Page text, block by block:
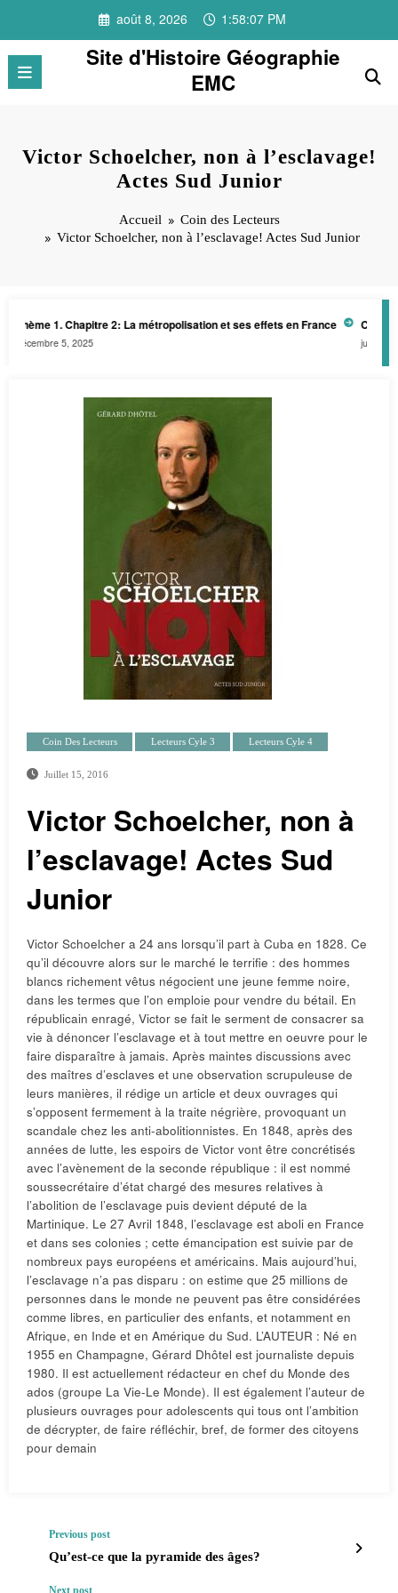
contenu
août 8, 2026 1:58:08 PM
Site d'Histoire Géographie
EMC
Victor Schoelcher, non à l’esclavage!
Actes Sud Junior
Accueil
Coin des Lecteurs
Victor Schoelcher, non à l’esclavage! Actes Sud Junior
Thème 1. Chapitre 2: La métropolisation et ses effets en France
décembre 5, 2025
Club
juin 27,
Coin Des Lecteurs Lecteurs Cyle 3 Lecteurs Cyle 4
Juillet 15, 2016
Victor Schoelcher, non à
l’esclavage! Actes Sud
Junior
Victor Schoelcher a 24 ans lorsqu’il part à Cuba en 1828. Ce
qu’il découvre alors sur le marché le terrifie : des hommes
blancs richement vêtus négocient une jeune femme noire,
dans les termes que l’on emploie pour vendre du bétail. En
républicain enragé, Victor se fait le serment de consacrer sa
vie à dénoncer l’esclavage et à tout mettre en oeuvre pour le
faire disparaître à jamais. Après maintes discussions avec
des maîtres d’esclaves et une observation scrupuleuse de
leurs manières, il rédige un article et deux ouvrages qui
s’opposent fermement à la traite négrière, provoquant un
scandale chez les anti-abolitionnistes. En 1848, après des
années de lutte, les espoirs de Victor vont être concrétisés
avec l’avènement de la seconde république : il est nommé
soussecrétaire d’état chargé des mesures relatives à
l’abolition de l’esclavage puis devient député de la
Martinique. Le 27 Avril 1848, l’esclavage est aboli en France
et dans ses colonies ; cette émancipation est suivie par de
nombreux pays européens et américains. Mais aujourd’hui,
l’esclavage n’a pas disparu : on estime que 25 millions de
personnes dans le monde ne peuvent pas être considérées
comme libres, en particulier des enfants, et notamment en
Afrique, en Inde et en Amérique du Sud. L’AUTEUR : Né en
1955 en Champagne, Gérard Dhôtel est journaliste depuis
1980. Il est actuellement rédacteur en chef du Monde des
ados (groupe La Vie-Le Monde). Il est également l’auteur de
plusieurs ouvrages pour adolescents qui tous ont l’ambition
de décrypter, de faire réfléchir, bref, de former des citoyens
pour demain
Previous post
Qu’est-ce que la pyramide des âges?